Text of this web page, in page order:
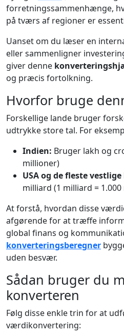
forretningssammenhænge,
på tværs af regioner er
Uanset om du læser en
eller sammenligner
giver denne
og præcis fortolkning.
Hvorfor bruge
Forskellige lande bruger
udtrykke store tal. For
Indien: Bruger lakh og
millioner)
USA og de fleste
milliard (1 milliard =
At forstå, hvordan disse
afgørende for at træffe
global finans og
konverteringsberegner
uden besvær.
Sådan bruger du
konverteren
Følg disse enkle trin for at
værdikonvertering: